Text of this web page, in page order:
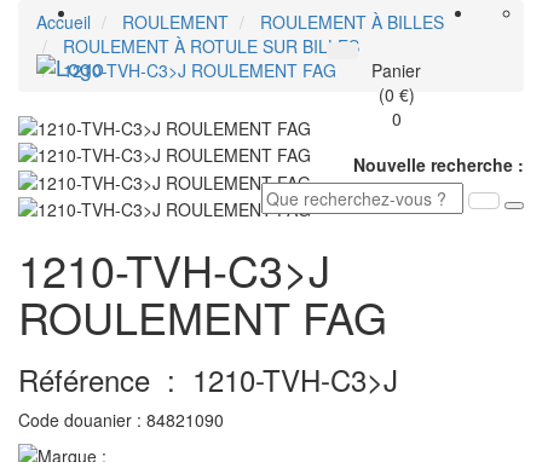
Panier
(0 €)
0
Nouvelle recherche :
Accueil ROULEMENT
ROULEMENT À BILLES
ROULEMENT À ROTULE SUR BILLES
1210-TVH-C3>J ROULEMENT FAG
1210-TVH-C3>J
ROULEMENT FAG
Référence : 1210-TVH-C3>J
Code douanier : 84821090